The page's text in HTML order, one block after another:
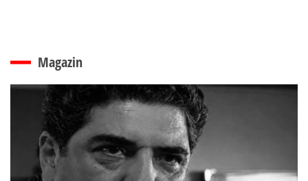
Magazin